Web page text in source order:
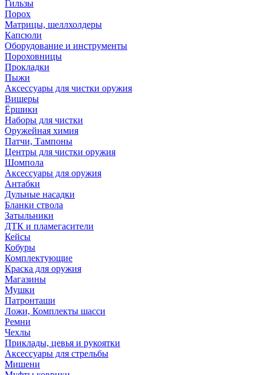
Гильзы
Порох
Матрицы, шеллхолдеры
Капсюли
Оборудование и инструменты
Пороховницы
Прокладки
Пыжи
Аксессуары для чистки оружия
Вишеры
Ёршики
Наборы для чистки
Оружейная химия
Патчи, Тампоны
Центры для чистки оружия
Шомпола
Аксессуары для оружия
Антабки
Дульные насадки
Бланки ствола
Затыльники
ДТК и пламегасители
Кейсы
Кобуры
Комплектующие
Краска для оружия
Магазины
Мушки
Патронташи
Ложи, Комплекты шасси
Ремни
Чехлы
Приклады, цевья и рукоятки
Аксессуары для стрельбы
Мишени